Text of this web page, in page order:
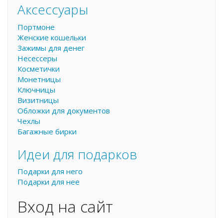
Аксессуары
Портмоне
Женские кошельки
Зажимы для денег
Несессеры
Косметички
Монетницы
Ключницы
Визитницы
Обложки для документов
Чехлы
Багажные бирки
Идеи для подарков
Подарки для него
Подарки для нее
Вход на сайт